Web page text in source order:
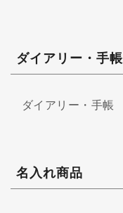
ダイアリー・手帳
ダイアリー・手帳
名入れ商品